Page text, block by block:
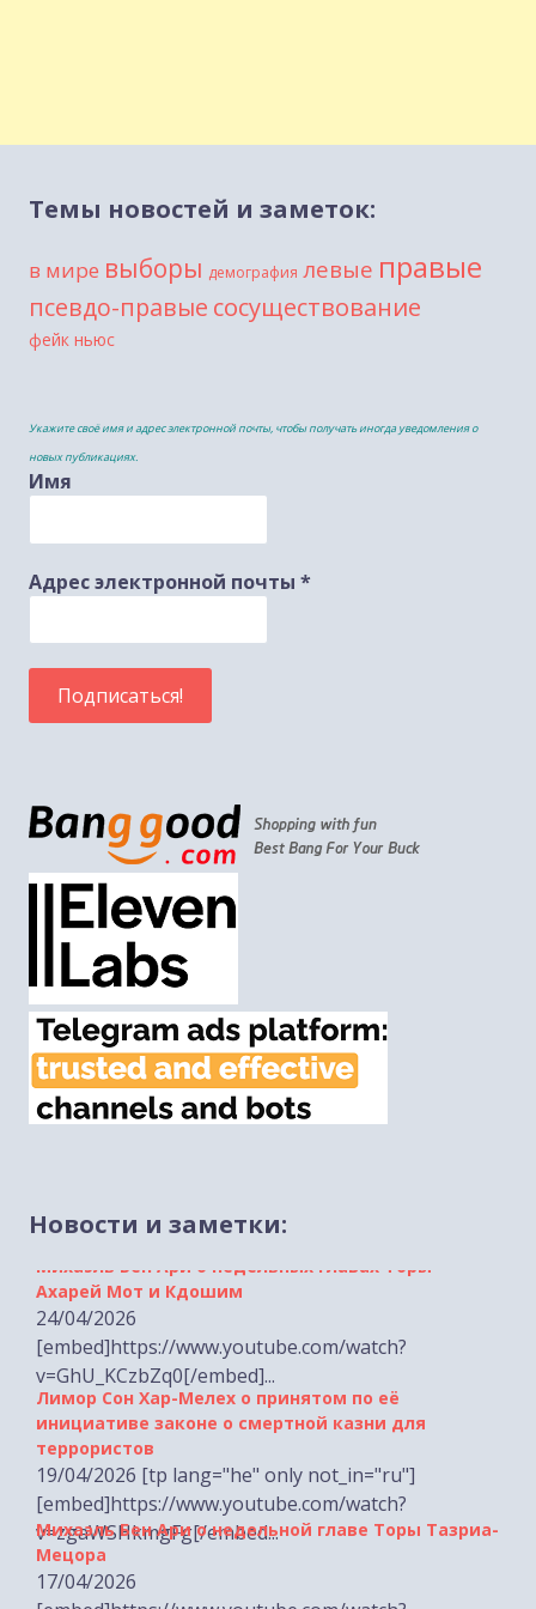
Темы новостей и заметок:
в мире выборы демография левые правые
псевдо-правые сосуществование
фейк ньюс
Укажите своё имя и адрес электронной почты, чтобы получать иногда уведомления о
новых публикациях.
Имя
Адрес электронной почты *
Новости и заметки:
Михаэль Бен Ари о недельных главах Торы
24/04/2026
[embed]https://www.youtube.com/watch?
v=GhU_KCzbZq0[/embed]...
Лимор Сон Хар-Мелех о принятом по её
инициативе законе о смертной казни для
террористов
19/04/2026 [tp lang="he" only not_in="ru"]
[embed]https://www.youtube.com/watch?
v=zgaWSHkmgFg[/embed...
Михаэль Бен Ари о недельной главе Торы Тазриа-
Мецора
17/04/2026
[embed]https://www.youtube.com/watch?
v=hG3rvfpfa_Q[/embed]...